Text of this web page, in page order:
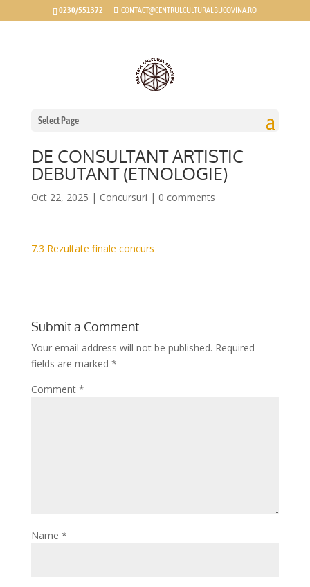
0230/551372 CONTACT@CENTRULCULTURALBUCOVINA.RO
Select Page
CONCURSUL PENTRU
DE CONSULTANT ARTISTIC
DEBUTANT (ETNOLOGIE)
Oct 22, 2025 | Concursuri | 0 comments
7.3 Rezultate finale concurs
Submit a Comment
Your email address will not be published. Required
fields are marked *
Comment *
Name *